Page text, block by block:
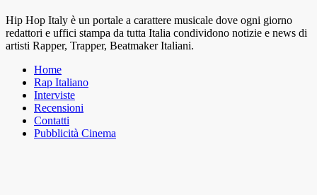
Hip Hop Italy è un portale a carattere musicale dove ogni giorno
redattori e uffici stampa da tutta Italia condividono notizie e news di
artisti Rapper, Trapper, Beatmaker Italiani.
Home
Rap Italiano
Interviste
Recensioni
Contatti
Pubblicità Cinema